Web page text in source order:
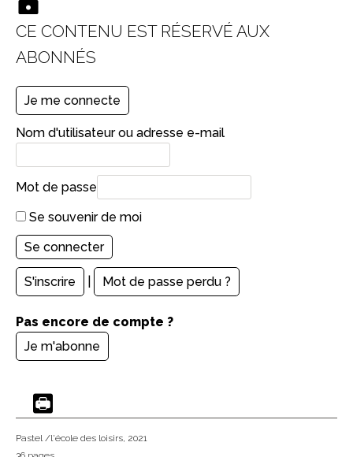
CE CONTENU EST RÉSERVÉ AUX
ABONNÉS
Je me connecte
Nom d'utilisateur ou adresse e-mail
Mot de passe
Se souvenir de moi
S'inscrire Mot de passe perdu ?
Pas encore de compte ?
Je m'abonne
Pastel /l'école des loisirs, 2021